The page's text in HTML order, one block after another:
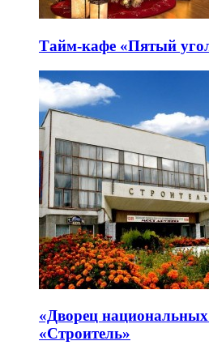
Тайм-кафе «Пятый
«Дворец
«Строитель»